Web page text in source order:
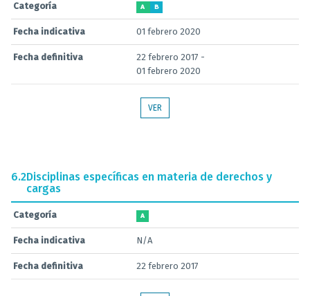
Categoría A B
Fecha indicativa 01 febrero 2020
Fecha definitiva
22 febrero 2017 -
01 febrero 2020
VER
6.2Disciplinas específicas en materia de derechos y
cargas
Categoría A
Fecha indicativa N/A
Fecha definitiva 22 febrero 2017